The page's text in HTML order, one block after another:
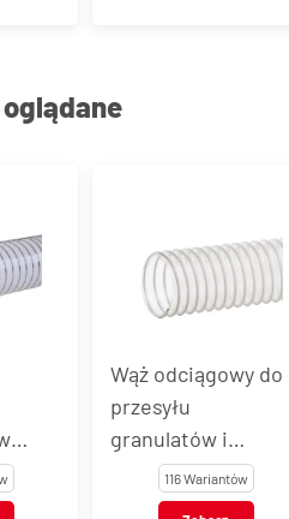
Wąż odciągowy do
przesyłu
granulatów i
wiórów P3PU,
P3PUAS, P3PUEL
116 Wariantów